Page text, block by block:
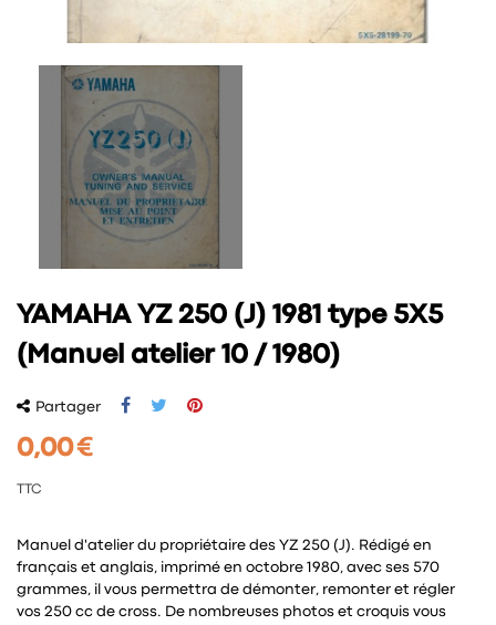
YAMAHA YZ 250 (J) 1981 type 5X5
(Manuel atelier 10 / 1980)
Partager
0,00 €
TTC
Manuel d'atelier du propriétaire des YZ 250 (J). Rédigé en
français et anglais, imprimé en octobre 1980, avec ses 570
grammes, il vous permettra de démonter, remonter et régler
vos 250 cc de cross. De nombreuses photos et croquis vous